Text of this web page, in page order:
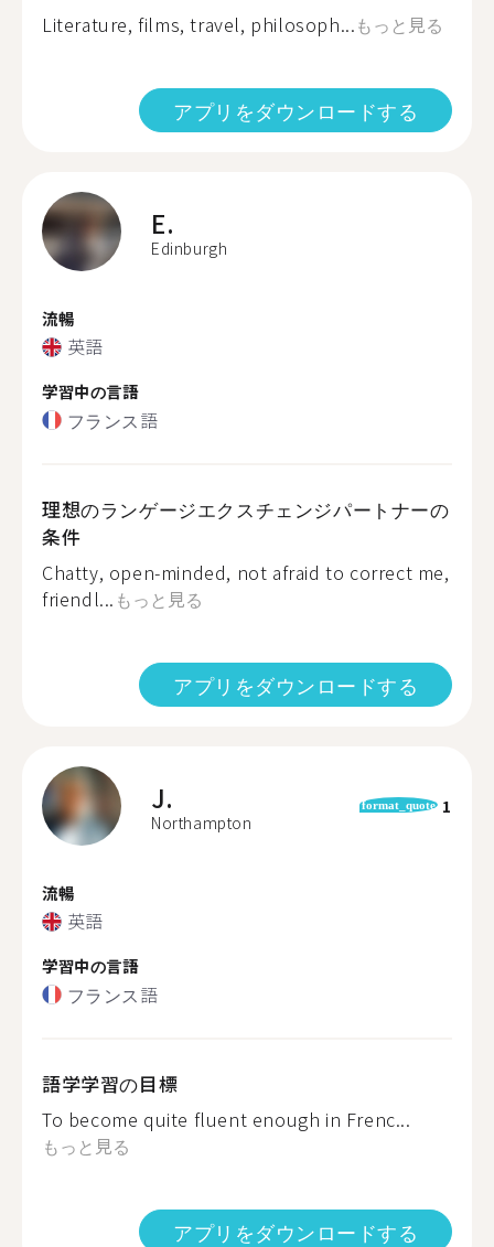
Literature, films, travel, philosoph...もっと見る
アプリをダウンロードする
E.
Edinburgh
流暢
英語
学習中の言語
フランス語
理想のランゲージエクスチェンジパートナーの
条件
Chatty, open-minded, not afraid to correct me,
friendl... もっと見る
アプリをダウンロードする
J.
Northampton
format_quote 1
流暢
英語
学習中の言語
フランス語
語学学習の目標
To become quite fluent enough in Frenc...
もっと見る
アプリをダウンロードする